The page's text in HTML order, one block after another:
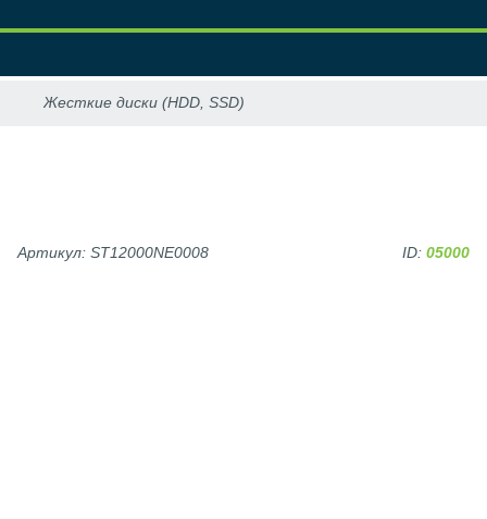
Артикул: ST12000NE0008 ID: 05000